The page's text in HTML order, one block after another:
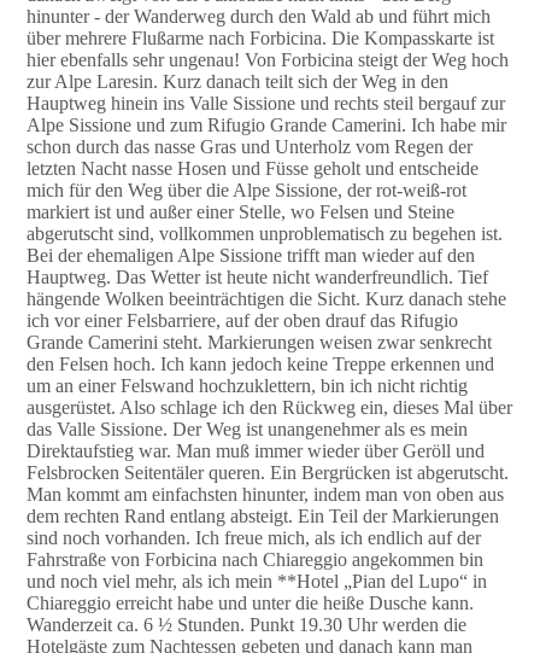
hinunter - der Wanderweg durch den Wald ab und führt mich
über mehrere Flußarme nach Forbicina. Die Kompasskarte ist
hier ebenfalls sehr ungenau! Von Forbicina steigt der Weg hoch
zur Alpe Laresin. Kurz danach teilt sich der Weg in den
Hauptweg hinein ins Valle Sissione und rechts steil bergauf zur
Alpe Sissione und zum Rifugio Grande Camerini. Ich habe mir
schon durch das nasse Gras und Unterholz vom Regen der
letzten Nacht nasse Hosen und Füsse geholt und entscheide
mich für den Weg über die Alpe Sissione, der rot-weiß-rot
markiert ist und außer einer Stelle, wo Felsen und Steine
abgerutscht sind, vollkommen unproblematisch zu begehen ist.
Bei der ehemaligen Alpe Sissione trifft man wieder auf den
Hauptweg. Das Wetter ist heute nicht wanderfreundlich. Tief
hängende Wolken beeinträchtigen die Sicht. Kurz danach stehe
ich vor einer Felsbarriere, auf der oben drauf das Rifugio
Grande Camerini steht. Markierungen weisen zwar senkrecht
den Felsen hoch. Ich kann jedoch keine Treppe erkennen und
um an einer Felswand hochzuklettern, bin ich nicht richtig
ausgerüstet. Also schlage ich den Rückweg ein, dieses Mal über
das Valle Sissione. Der Weg ist unangenehmer als es mein
Direktaufstieg war. Man muß immer wieder über Geröll und
Felsbrocken Seitentäler queren. Ein Bergrücken ist abgerutscht.
Man kommt am einfachsten hinunter, indem man von oben aus
dem rechten Rand entlang absteigt. Ein Teil der Markierungen
sind noch vorhanden. Ich freue mich, als ich endlich auf der
Fahrstraße von Forbicina nach Chiareggio angekommen bin
und noch viel mehr, als ich mein **Hotel „Pian del Lupo“ in
Chiareggio erreicht habe und unter die heiße Dusche kann.
Wanderzeit ca. 6 ½ Stunden. Punkt 19.30 Uhr werden die
Hotelgäste zum Nachtessen gebeten und danach kann man